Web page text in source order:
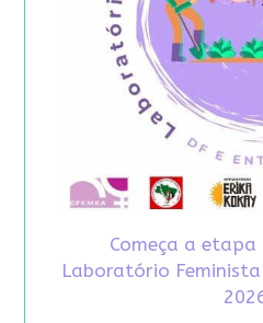
Começa a etapa
Laboratório